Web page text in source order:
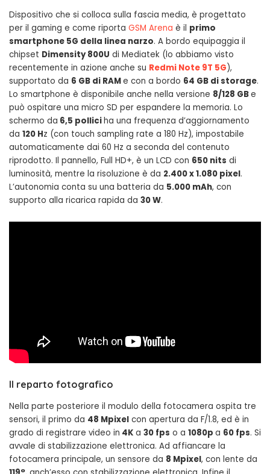
Dispositivo che si colloca sulla fascia media, è progettato
per il gaming e come riporta GSM Arena è il primo
smartphone 5G della linea narzo. A bordo equipaggia il
chipset Dimensity 800U di Mediatek (lo abbiamo visto
recentemente in azione anche su Redmi Note 9T 5G),
supportato da 6 GB di RAMe con a bordo 64 GB di storage.
Lo smartphone è disponibile anche nella versione 8/128 GBe
può ospitare una micro SD per espandere la memoria. Lo
schermo da 6,5 polliciha una frequenza d’aggiornamento
da 120 Hz (con touch sampling rate a 180 Hz), impostabile
automaticamente dai 60 Hz a seconda del contenuto
riprodotto. Il pannello, Full HD+, è un LCD con 650 nits di
luminosità, mentre la risoluzione è da 2.400 x 1.080 pixel.
L’autonomia conta su una batteria da 5.000 mAh, con
supporto alla ricarica rapida da 30 W.
Il reparto fotografico
Nella parte posteriore il modulo della fotocamera ospita tre
sensori, il primo da 48 Mpixel con apertura da F/1.8, ed è in
grado di registrare video in 4K a 30 fps o a 1080p a 60 fps. Si
avvale di stabilizzazione elettronica. Ad affiancare la
fotocamera principale, un sensore da 8 Mpixel, con lente da